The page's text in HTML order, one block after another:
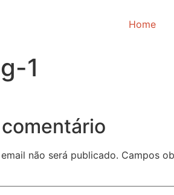
Home
1
não será publicado. Campos